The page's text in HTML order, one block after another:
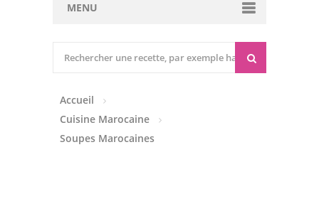
MENU
Entrées Froides
Accueil
Cuisine Marocaine
Soupes Marocaines